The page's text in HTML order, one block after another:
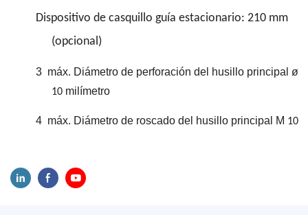
Dispositivo de casquillo guía estacionario: 210 mm
(opcional)
3 máx. Diámetro de perforación del husillo principal ø
10 milímetro
4 máx. Diámetro de roscado del husillo principal M 10